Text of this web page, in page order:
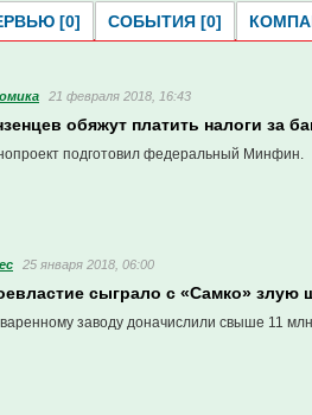
[0] СОБЫТИЯ [0]
21 февраля 2018, 16:43
обяжут платить налоги за
подготовил федеральный Минфин.
25 января 2018, 06:00
сыграло с «Самко» злую
заводу доначислили свыше 11